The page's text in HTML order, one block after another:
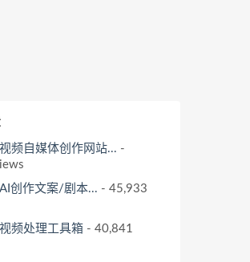
频自媒体创作网站... -
创作文案/剧本... - 45,933
频处理工具箱 - 40,841